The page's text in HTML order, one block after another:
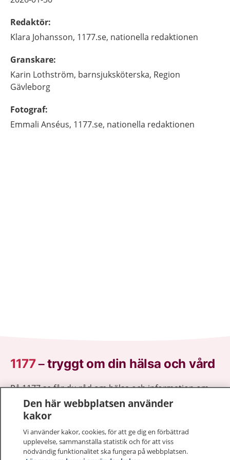
Redaktör:
Klara Johansson, 1177.se, nationella redaktionen
Granskare:
Karin Lothström, barnsjuksköterska, Region
Gävleborg
Fotograf:
Emmali Anséus, 1177.se, nationella redaktionen
1177–tryggt om din hälsa och vård
På 1177.se får du råd om hälsa och information om
sjukdomar och vilka mottagningar du kan kontakta.
Logga in för att läsa din journal och göra dina
sjukvårdsrådgivning dygnet runt.
1177 ger dig råd när du vill må bättre.
Den här webbplatsen använder
kakor
Vi använder kakor, cookies, för att ge dig en förbättrad
upplevelse, sammanställa statistik och för att viss
nödvändig funktionalitet ska fungera på webbplatsen.